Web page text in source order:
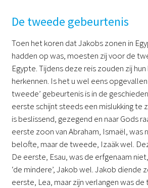
De tweede gebeurtenis
Toen het koren dat Jakobs zonen in
hadden op was, moesten zij voor de
Egypte. Tijdens deze reis zouden zij
herkennen. Is het u wel eens
tweede’ gebeurtenis is in de
eerste schijnt steeds een mislukking te
is beslissend, gezegend en naar Gods
eerste zoon van Abraham, Ismaël, was
belofte, maar de tweede, Izaäk wel.
De eerste, Esau, was de erfgenaam
‘de mindere’, Jakob wel. Jakob diende
eerste, Lea, maar zijn verlangen was